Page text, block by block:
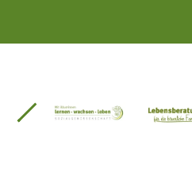
Südtirol
Gärtnervereinigung